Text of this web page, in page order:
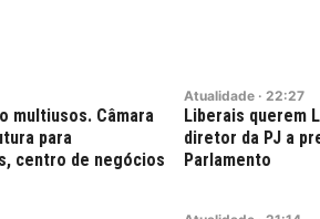
multiusos. Câmara
para
centro de negócios
Atualidade · 22:27
Liberais querem
diretor da PJ a
Parlamento